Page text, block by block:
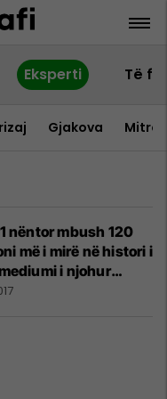
Eksperti Të
Gjakova
nëntor mbush 120
më i mirë në histori i
i njohur